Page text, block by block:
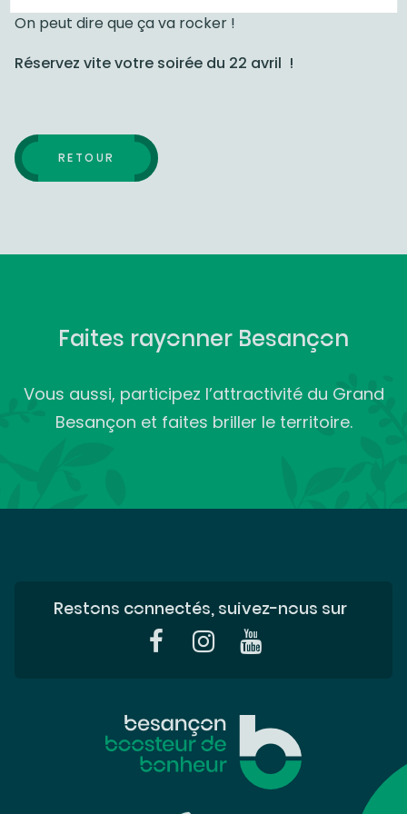
On peut dire que ça va rocker !
Réservez vite votre soirée du 22 avril !
RETOUR
Faites rayonner Besançon
Vous aussi, participez l’attractivité du Grand
Besançon et faites briller le territoire.
Restons connectés, suivez-nous sur